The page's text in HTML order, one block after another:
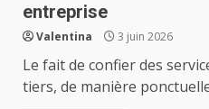
entreprise
Valentina 3 juin 2026
Le fait de confier des
tiers, de manière